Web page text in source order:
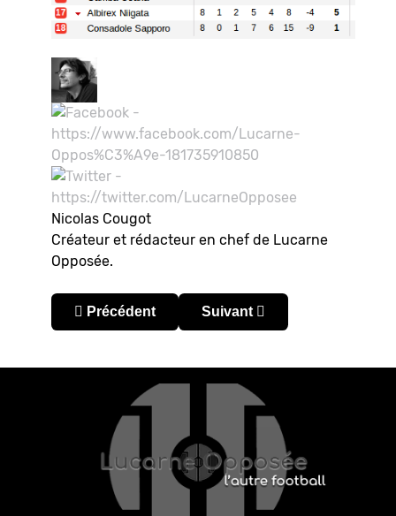
Nicolas Cougot
Créateur et rédacteur en chef de Lucarne
Opposée.
Article précédent : Japon : la revanche des
Précédent Article suivant : Japon :
Suivant